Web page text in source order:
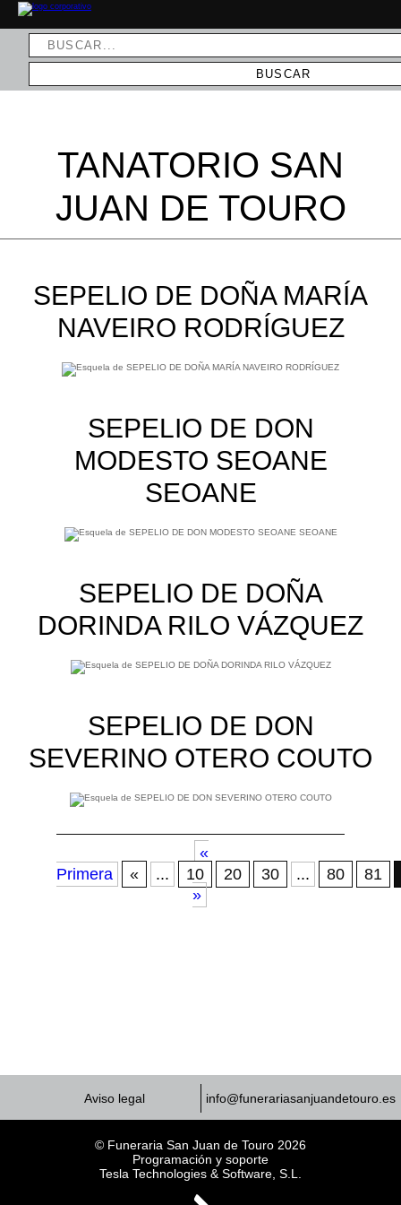
TANATORIO SAN
JUAN DE TOURO
SEPELIO DE DOÑA MARÍA
NAVEIRO RODRÍGUEZ
SEPELIO DE DON
MODESTO SEOANE
SEOANE
SEPELIO DE DOÑA
DORINDA RILO VÁZQUEZ
SEPELIO DE DON
SEVERINO OTERO COUTO
«
Primera
« ... 10 20 30 ... 80
81
»
Aviso legal info@funerariasanjuandetouro.es
© Funeraria San Juan de Touro 2026
Programación y soporte
Tesla Technologies & Software, S.L.